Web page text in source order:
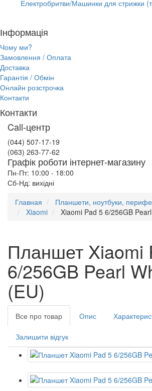
Електробритви/Машинки для стрижки
Інформація
Чому ми?
Замовлення / Оплата
Доставка
Гарантія / Обмін
Онлайн розстрочка
Контакти
Контакти
Call-центр
(044) 507-17-19
(063) 263-77-62
Графік роботи інтернет-магазину
Пн-Пт: 10:00 - 18:00
Сб-Нд: вихідні
Главная
Планшети, ноутбуки,
Xiaomi
Xiaomi Pad 5 6/256GB
Планшет Xiaomi
6/256GB Pearl
(EU)
Все про товар Опис
Залишити відгук